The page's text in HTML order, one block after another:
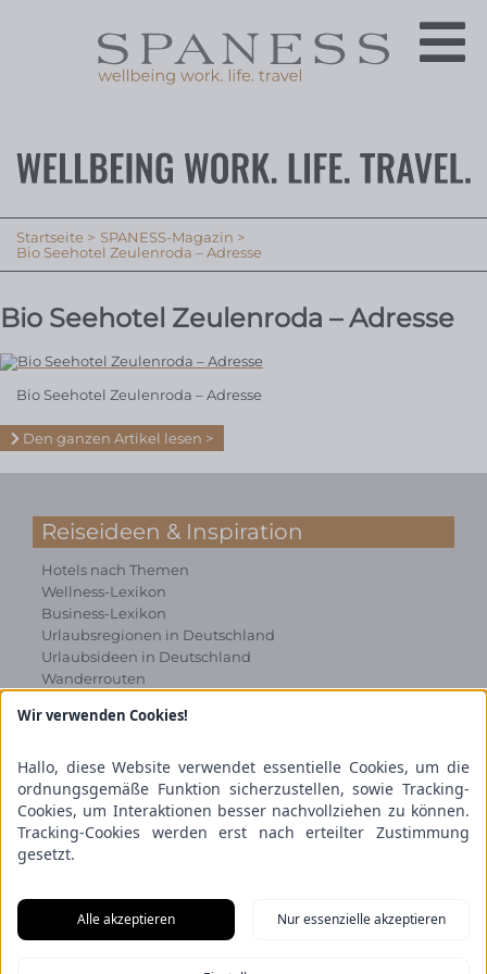
Startseite
SPANESS-Magazin
Bio Seehotel Zeulenroda – Adresse
Bio Seehotel Zeulenroda – Adresse
Bio Seehotel Zeulenroda – Adresse
Den ganzen Artikel lesen
Reiseideen & Inspiration
Hotels nach Themen
Wellness-Lexikon
Business-Lexikon
Urlaubsregionen in Deutschland
Urlaubsideen in Deutschland
Wanderrouten
Kooperation & Zusammenarbeit
Kundenbereich
Presse
Über uns
Kooperation/Zusammenarbeit
Service/Partner
Rechtliches
Wir verwenden Cookies!
Hallo, diese Website verwendet essentielle Cookies, um die
ordnungsgemäße Funktion sicherzustellen, sowie Tracking-
Cookies, um Interaktionen besser nachvollziehen zu können.
Tracking-Cookies werden erst nach erteilter Zustimmung
gesetzt.
Alle akzeptieren Nur essenzielle akzeptieren